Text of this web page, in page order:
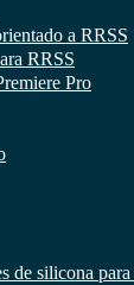
a RRSS
RRSS
Pro
de silicona para